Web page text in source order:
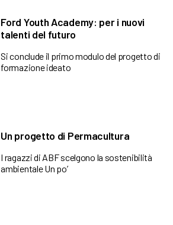
Ford Youth Academy: per i nuovi
talenti del futuro
Si conclude il primo modulo del progetto di
formazione ideato
Un progetto di Permacultura
I ragazzi di ABF scelgono la sostenibilità
ambientale Un po’